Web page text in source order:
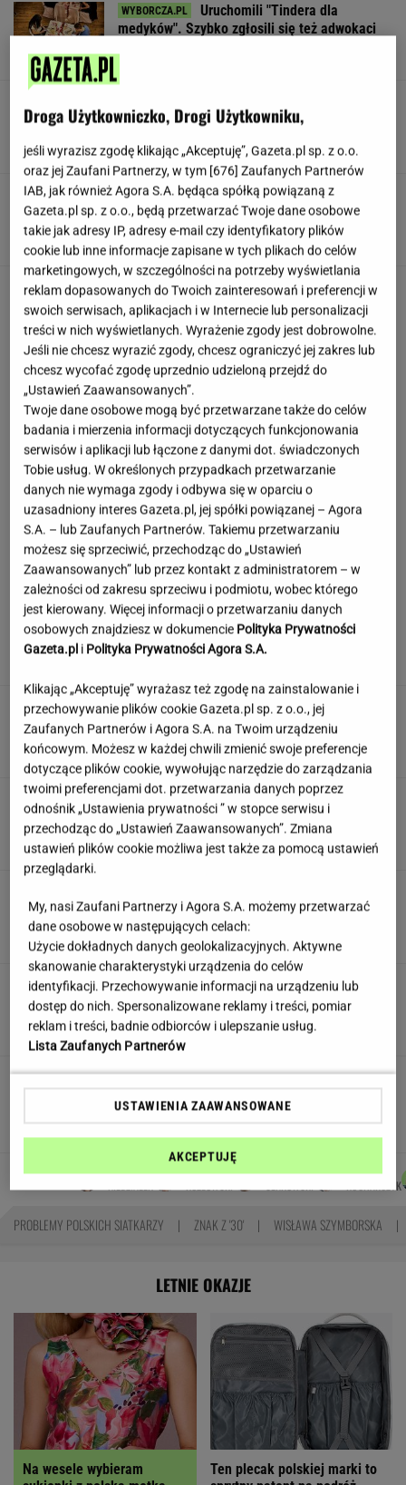
Uruchomili "Tindera dla
medyków". Szybko zgłosili się też adwokaci
SUBSKRYPCJA
Gawryluk reaguje na krytykę po debacie u
Nawrockiego. Co na to Polsat?
Moby poruszony widokiem w Warszawie. Pod
nagraniem tysiące reakcji
Anastazja Kuś mistrzynią świata! Historyczny
występ, brawo!
Jak dobrze pamiętasz polskie seriale sprzed
lat? Sprawdź się!
osobom z astygmatyzmem. Zwłaszcza latem
MATERIAŁ PROMOCYJNY
Uciekli z Warszawy do
Łomianek. Dziś mówią o jednym: korkach
SUBSKRYPCJA
Wzięli pod lupę wielką reformę Muska. Gdzie
się podziały miliardy oszczędności?
MARIA KORCZ
Autorzy:
AGNIESZKA
MARCIN
DOMINIK
MACIEK
KUCHARCZYK
PROBLEMY POLSKICH SIATKARZY ZNAK Z '30' WISŁAWA SZYMBORSKA
LETNIE OKAZJE
Na wesele wybieram
Ten plecak polskiej marki to
Droga Użytkowniczko, Drogi Użytkowniku,
jeśli wyrazisz zgodę klikając „Akceptuję”, Gazeta.pl sp. z o.o.
oraz jej Zaufani Partnerzy, w tym [676] Zaufanych Partnerów
IAB, jak również Agora S.A. będąca spółką powiązaną z
Gazeta.pl sp. z o.o., będą przetwarzać Twoje dane osobowe
takie jak adresy IP, adresy e-mail czy identyfikatory plików
cookie lub inne informacje zapisane w tych plikach do celów
marketingowych, w szczególności na potrzeby wyświetlania
reklam dopasowanych do Twoich zainteresowań i preferencji w
swoich serwisach, aplikacjach i w Internecie lub personalizacji
treści w nich wyświetlanych. Wyrażenie zgody jest dobrowolne.
Jeśli nie chcesz wyrazić zgody, chcesz ograniczyć jej zakres lub
chcesz wycofać zgodę uprzednio udzieloną przejdź do
„Ustawień Zaawansowanych”.
Twoje dane osobowe mogą być przetwarzane także do celów
badania i mierzenia informacji dotyczących funkcjonowania
serwisów i aplikacji lub łączone z danymi dot. świadczonych
Tobie usług. W określonych przypadkach przetwarzanie
danych nie wymaga zgody i odbywa się w oparciu o
uzasadniony interes Gazeta.pl, jej spółki powiązanej – Agora
S.A. – lub Zaufanych Partnerów. Takiemu przetwarzaniu
możesz się sprzeciwić, przechodząc do „Ustawień
Zaawansowanych” lub przez kontakt z administratorem – w
zależności od zakresu sprzeciwu i podmiotu, wobec którego
jest kierowany. Więcej informacji o przetwarzaniu danych
osobowych znajdziesz w dokumencie Polityka Prywatności
Gazeta.pl i Polityka Prywatności Agora S.A.
Klikając „Akceptuję” wyrażasz też zgodę na zainstalowanie i
przechowywanie plików cookie Gazeta.pl sp. z o.o., jej
Zaufanych Partnerów i Agora S.A. na Twoim urządzeniu
końcowym. Możesz w każdej chwili zmienić swoje preferencje
dotyczące plików cookie, wywołując narzędzie do zarządzania
twoimi preferencjami dot. przetwarzania danych poprzez
odnośnik „Ustawienia prywatności ” w stopce serwisu i
przechodząc do „Ustawień Zaawansowanych”. Zmiana
ustawień plików cookie możliwa jest także za pomocą ustawień
przeglądarki.
My, nasi Zaufani Partnerzy i Agora S.A. możemy przetwarzać
dane osobowe w następujących celach:
Użycie dokładnych danych geolokalizacyjnych. Aktywne
skanowanie charakterystyki urządzenia do celów
identyfikacji. Przechowywanie informacji na urządzeniu lub
dostęp do nich. Spersonalizowane reklamy i treści, pomiar
reklam i treści, badnie odbiorców i ulepszanie usług.
Lista Zaufanych Partnerów
USTAWIENIA ZAAWANSOWANE
AKCEPTUJĘ